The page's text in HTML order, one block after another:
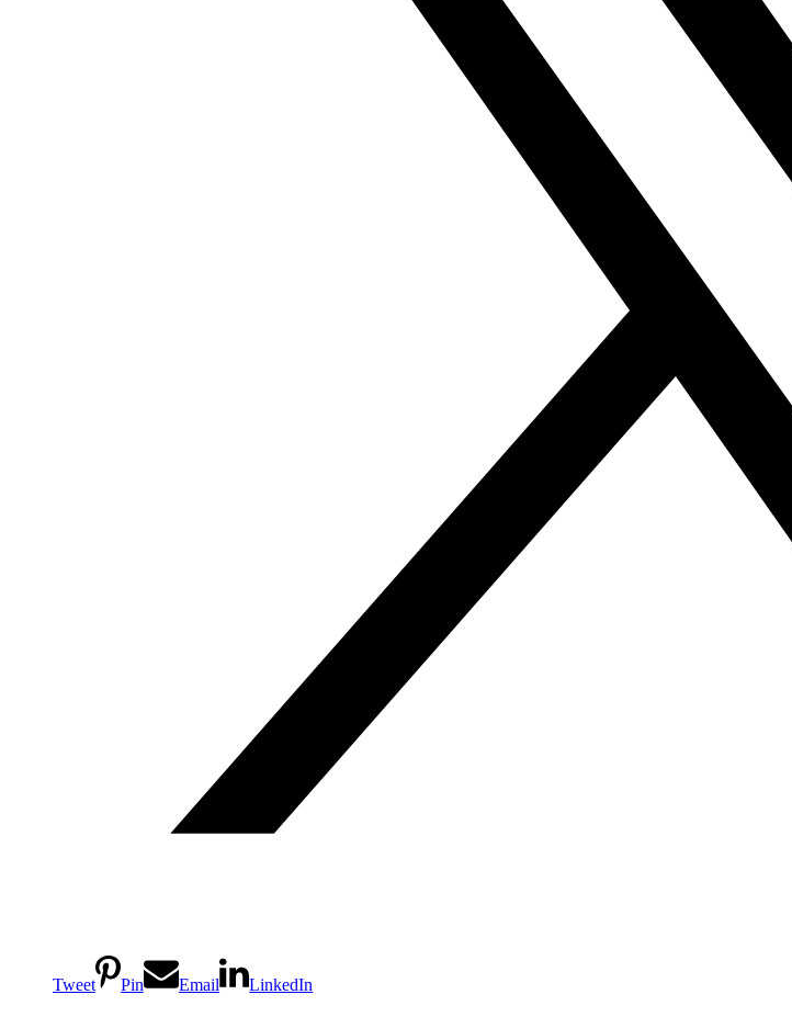
Tweet Pin Email LinkedIn